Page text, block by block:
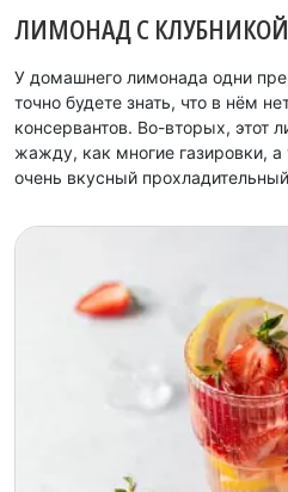
ЛИМОНАД С
У домашнего лимонада одни
точно будете знать, что в нём
консервантов. Во-вторых, этот
жажду, как многие газировки, а
очень вкусный